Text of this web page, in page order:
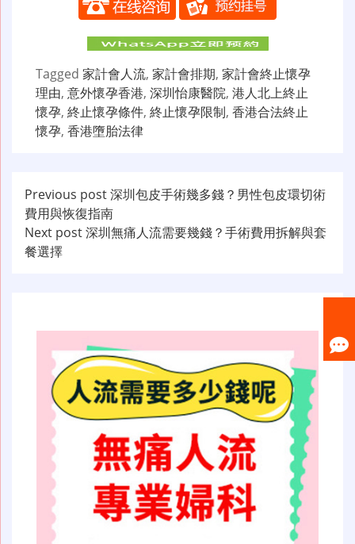
Tagged 家計會人流, 家計會排期, 家計會終止懷孕
理由, 意外懷孕香港, 深圳怡康醫院, 港人北上終止
懷孕, 終止懷孕條件, 終止懷孕限制, 香港合法終止
懷孕, 香港墮胎法律
文
章
导
Previous post深圳包皮手術幾多錢？男性包皮環切術
費用與恢復指南
Next post深圳無痛人流需要幾錢？手術費用拆解與套
餐選擇